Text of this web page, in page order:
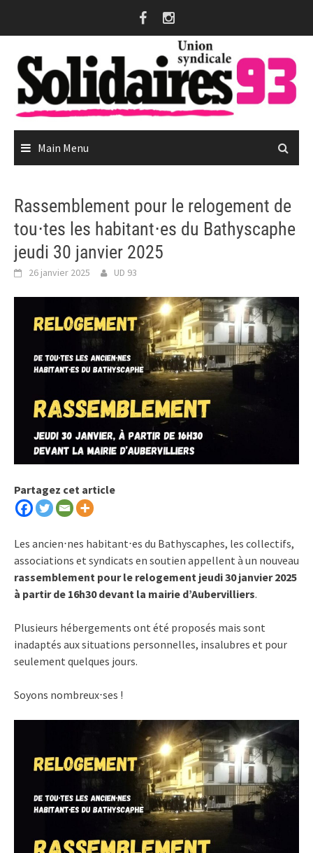
Main Menu
Rassemblement pour le relogement de
tou⋅tes les habitant⋅es du Bathyscaphe
jeudi 30 janvier 2025
26 janvier 2025 UD 93
Partagez cet article
Les ancien⋅nes habitant⋅es du Bathyscaphes, les collectifs,
associations et syndicats en soutien appellent à un nouveau
rassemblement pour le relogement jeudi 30 janvier 2025
à partir de 16h30 devant la mairie d’Aubervilliers.
Plusieurs hébergements ont été proposés mais sont
inadaptés aux situations personnelles, insalubres et pour
seulement quelques jours.
Soyons nombreux⋅ses !